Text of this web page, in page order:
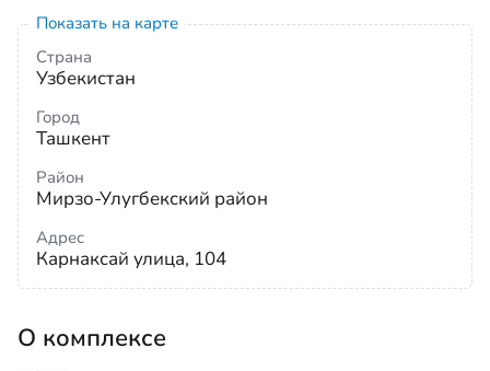
Показать на карте
Страна
Узбекистан
Город
Ташкент
Район
Мирзо-Улугбекский район
Адрес
Карнаксай улица, 104
О комплексе